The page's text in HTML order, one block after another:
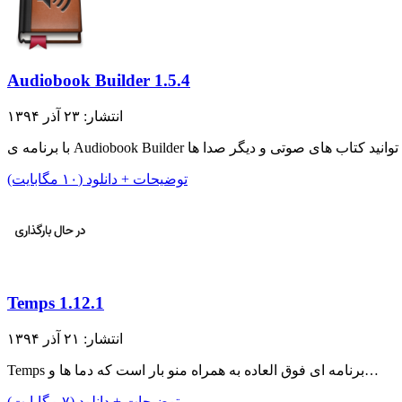
Audiobook Builder 1.5.4
انتشار: ۲۳ آذر ۱۳۹۴
توضیحات + دانلود (۱۰ مگابایت)
Temps 1.12.1
انتشار: ۲۱ آذر ۱۳۹۴
Temps برنامه ای فوق العاده به همراه منو بار است که دما ها و…